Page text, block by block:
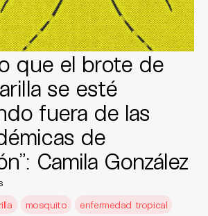
que el brote de
se esté
fuera de las
de
Camila González
mosquito enfermedad tropical